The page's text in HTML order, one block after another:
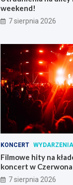
weekend!
7 sierpnia 2026
KONCERT WYDARZENIA
Filmowe hity na
koncert w
7 sierpnia 2026